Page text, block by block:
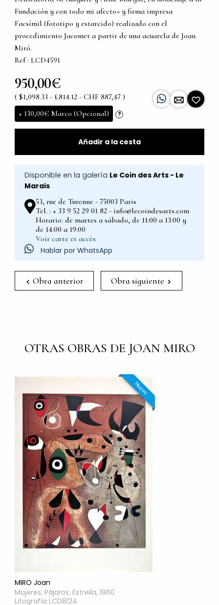
Fundación y con todo mi afecto» y firma impresa
Facsímil (fototipo y estarcido) realizado con el
procedimiento Jacomet a partir de una acuarela de Joan
Miró.
Ref : LCD4591
950,00€
( $1,098.33 - £814.12 - CHF 887,47 )
+ 130,00€ Marco (Opcional) ?
Añadir a la cesta
Disponible en la galería Le Coin des Arts - Le
Marais
53, rue de Turenne - 75003 Paris
Tel. : + 33 9 52 29 01 82 - info@lecoindesarts.com
Horario: de martes a sábado, de 11:00 a 13:00 y
de 14:00 a 19:00
Voir carte et accès
Hablar por WhatsApp
Obra anterior Obra siguiente
OTRAS OBRAS DE JOAN MIRO
Nuevo
MIRO Joan
Mujeres, Pájaros, Estrella, 1960
Litografía LCD8124